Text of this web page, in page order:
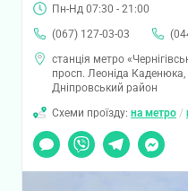
Пн-Нд 07:30 - 21:00
(067) 127-03-03
станція метро
просп. Леоніда Каденюка,
Дніпровський район
Схеми проїзду: на метро /
Чат
Viber TelegramMessenger